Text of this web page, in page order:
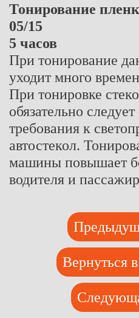
Тонирование
05/15
5 часов
При тонирование
уходит много
При тонировке
обязательно
требования к
автостекол.
машины повышает
водителя и
Вернуться